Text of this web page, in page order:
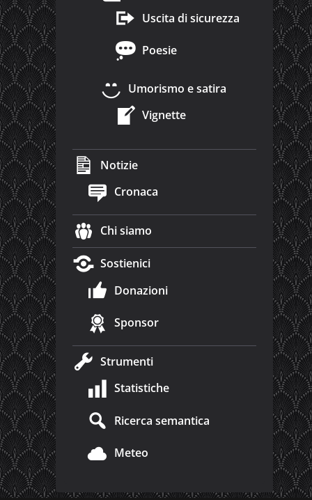
Uscita di sicurezza
Poesie
Umorismo e satira
Vignette
Notizie
Cronaca
Chi siamo
Sostienici
Donazioni
Sponsor
Strumenti
Statistiche
Ricerca semantica
Meteo